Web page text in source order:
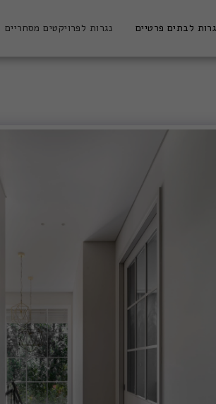
לבתים פרטיים נגרות לפרויקטים מסחריים